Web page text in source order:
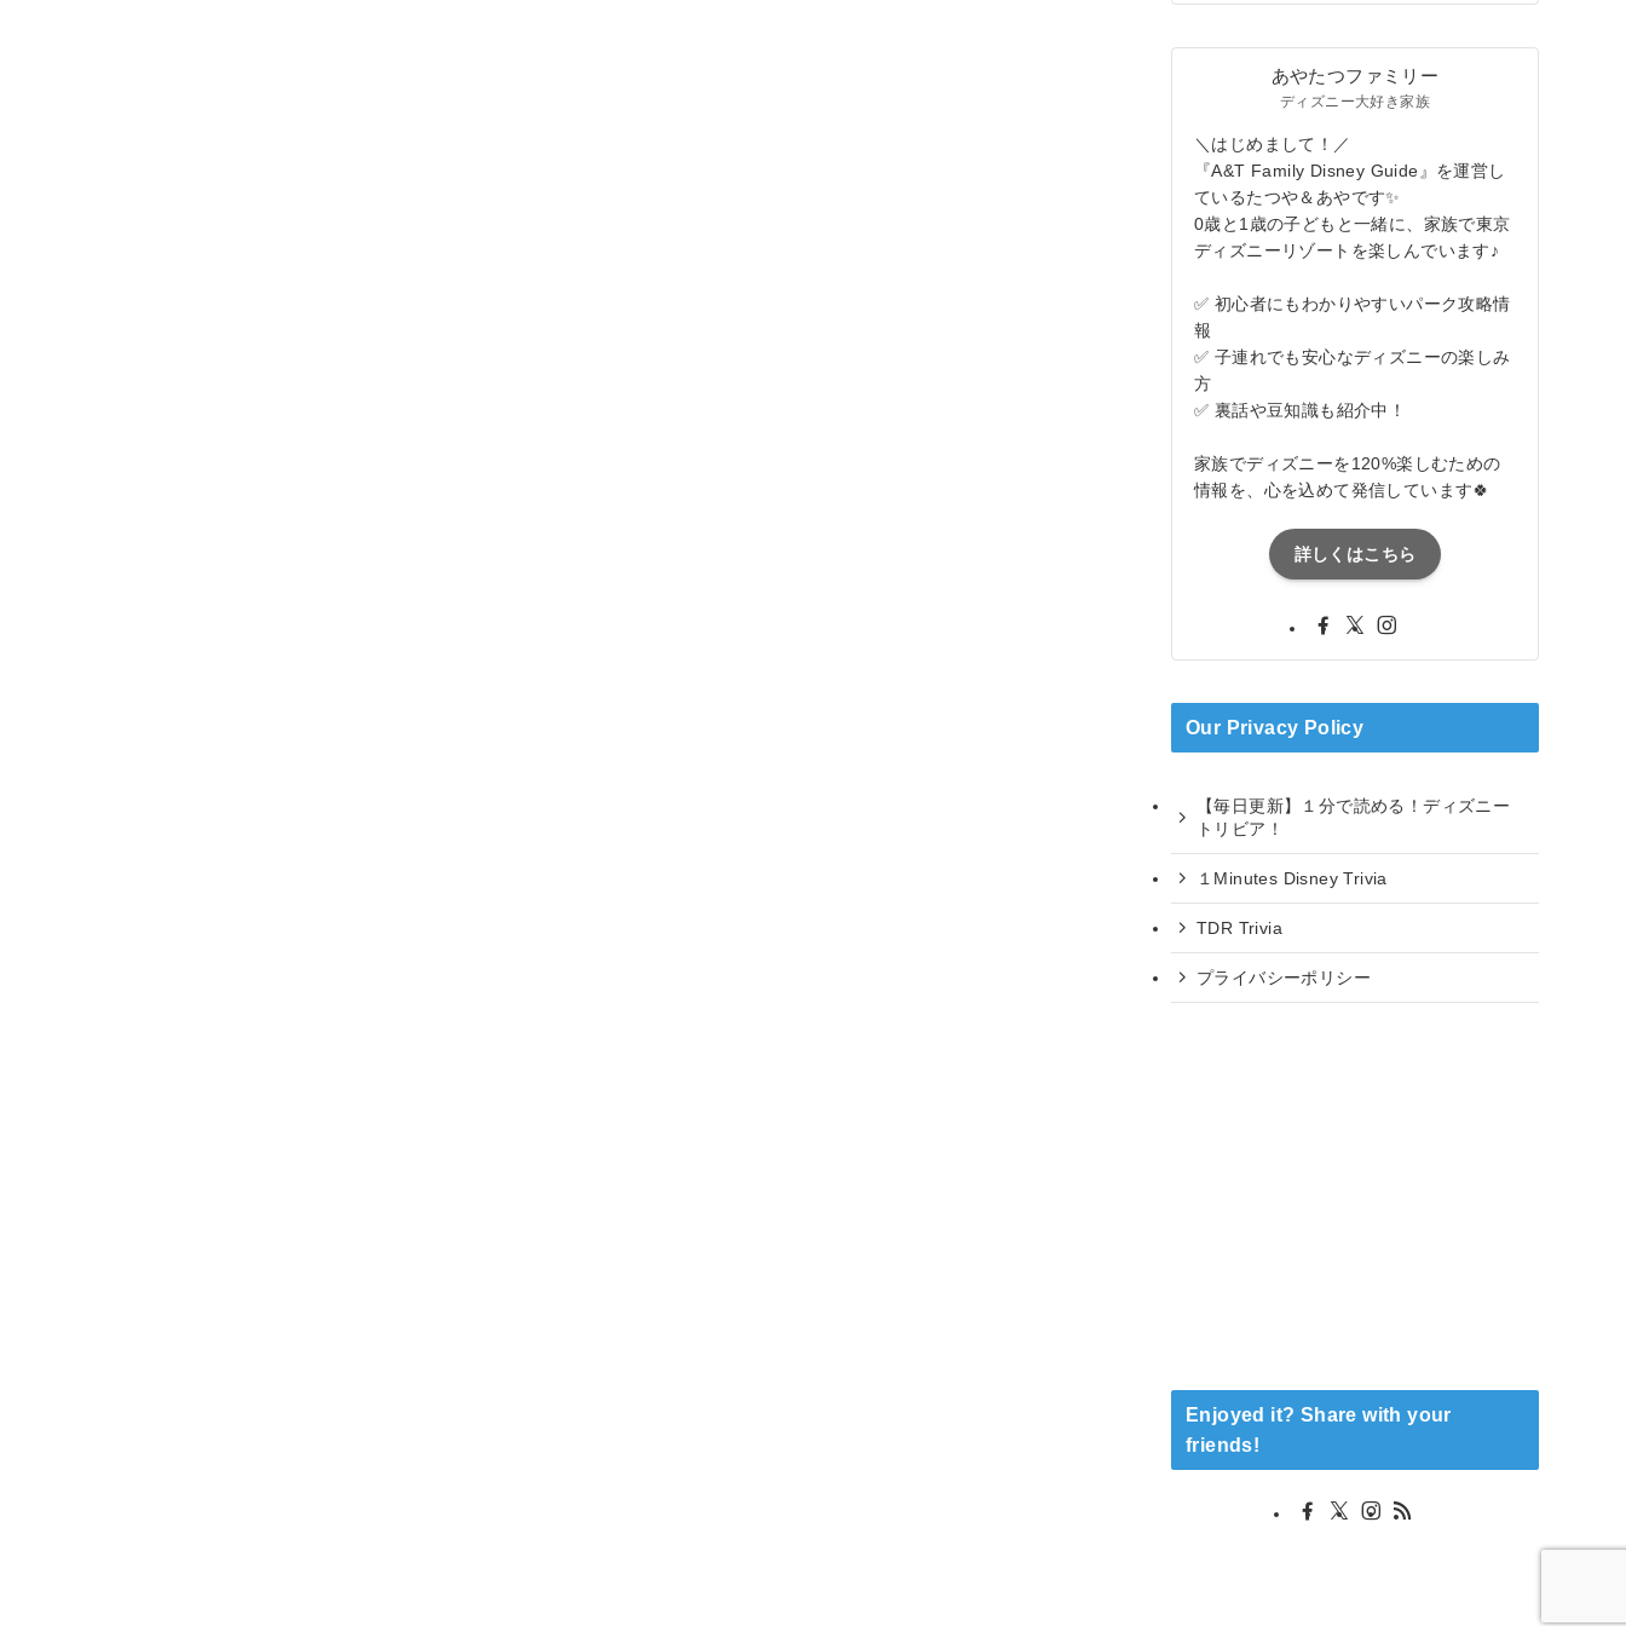
あやたつファミリー
ディズニー大好き家族
＼はじめまして！／
『A&T Family Disney Guide』を運営し
ているたつや＆あやです✨
0歳と1歳の子どもと一緒に、家族で東京
ディズニーリゾートを楽しんでいます♪
✅ 初心者にもわかりやすいパーク攻略情
報
✅ 子連れでも安心なディズニーの楽しみ
方
✅ 裏話や豆知識も紹介中！
家族でディズニーを120%楽しむための
情報を、心を込めて発信しています🍀
詳しくはこちら
Our Privacy Policy
【毎日更新】１分で読める！ディズニー
トリビア！
１Minutes Disney Trivia
TDR Trivia
プライバシーポリシー
Enjoyed it? Share with your
friends!